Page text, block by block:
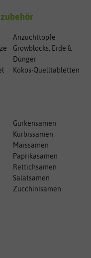
Anzuchttöpfe
Growblocks, Erde &
Dünger
Kokos-Quelltabletten
Gurkensamen
Kürbissamen
Maissamen
Paprikasamen
Rettichsamen
Salatsamen
Zucchinisamen